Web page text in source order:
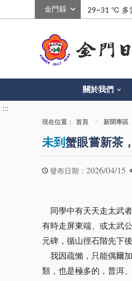
29~31 ℃ 多
關於我們
:::
現在位置： 首頁 新聞專區
未到 蟹眼嘗新茶
發布日期： 2026/04/15
同學中有天天走太武者
有時走屏東端、或太武
元碑，循山徑石階先下
我因疏懶，只能偶爾
類，也是極多的，普洱